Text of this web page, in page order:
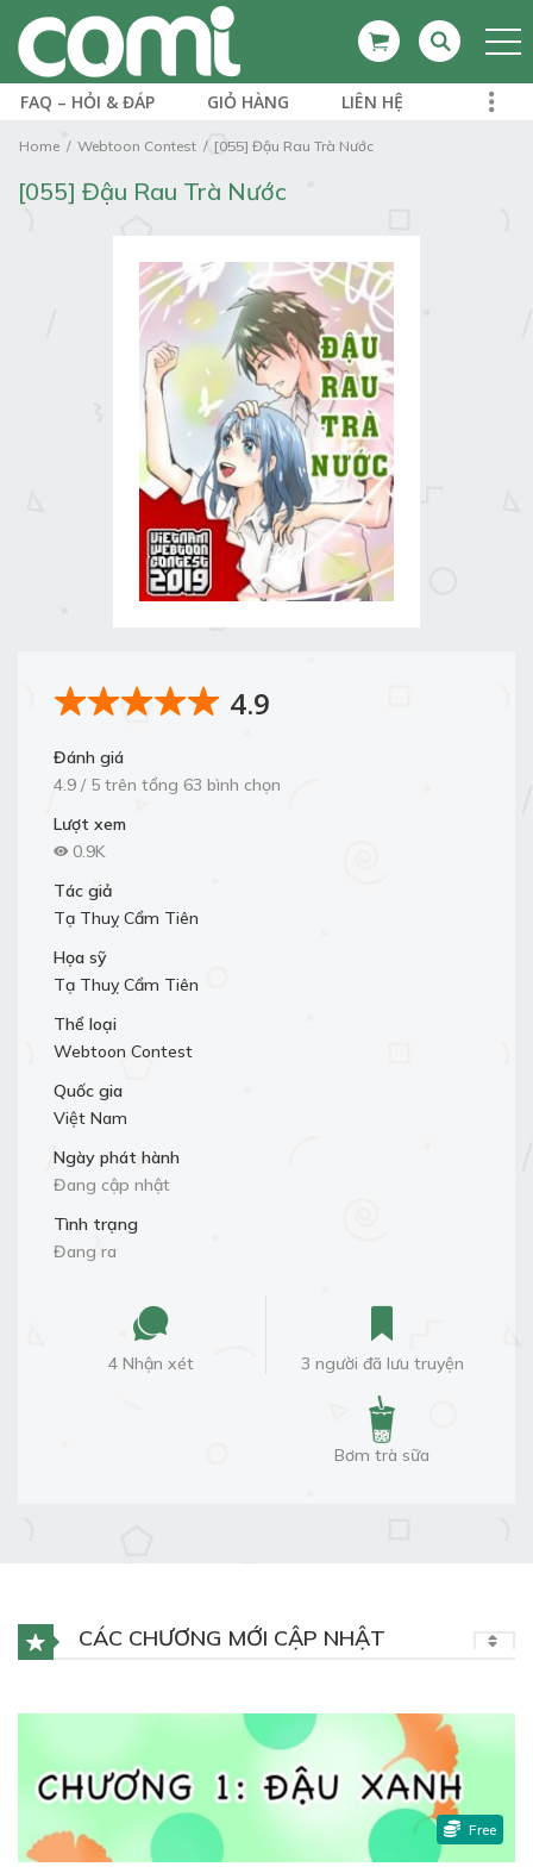
FAQ – HỎI & ĐÁP GIỎ HÀNG LIÊN HỆ
Home Webtoon Contest [055] Đậu Rau Trà Nước
[055] Đậu Rau Trà Nước
4.9
Đánh giá
4.9 / 5 trên tổng 63 bình chọn
Lượt xem
0.9K
Tác giả
Tạ Thuỵ Cẩm Tiên
Họa sỹ
Tạ Thuỵ Cẩm Tiên
Thể loại
Webtoon Contest
Quốc gia
Việt Nam
Ngày phát hành
Đang cập nhật
Tình trạng
Đang ra
4 Nhận xét 3 người đã lưu truyện
Bơm trà sữa
CÁC CHƯƠNG MỚI CẬP NHẬT
Free